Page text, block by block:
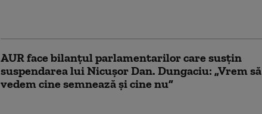
AUR face bilanțul parlamentarilor care susțin
suspendarea lui Nicușor Dan. Dungaciu: „Vrem să
vedem cine semnează și cine nu”